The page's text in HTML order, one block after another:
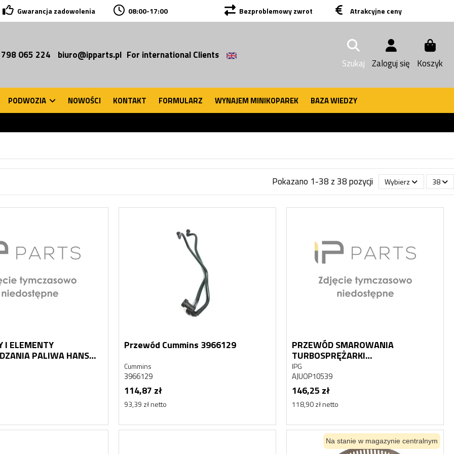
Gwarancja zadowolenia 08:00-17:00 Bezproblemowy zwrot Atrakcyjne ceny
065 224 biuro@ipparts.pl For international Clients
Szukaj Zaloguj się Koszyk
PODWOZIA NOWOŚCI KONTAKT FORMULARZ WYNAJEM MINIKOPAREK BAZA WIEDZY
Pokazano 1-38 z 38 pozycji Wybierz 38
I ELEMENTY
PALIWA HANS
321
Przewód Cummins 3966129
Cummins
3966129
114,87 zł
93,39 zł netto
PRZEWÓD SMAROWANIA
TURBOSPRĘŻARKI
AJUSAAJUOP10539
IPG
AJUOP10539
146,25 zł
118,90 zł netto
Na stanie w magazynie centralnym